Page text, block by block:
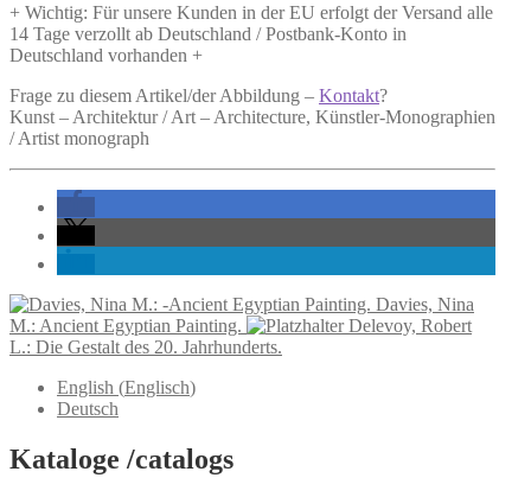
+ Wichtig: Für unsere Kunden in der EU erfolgt der Versand alle
14 Tage verzollt ab Deutschland / Postbank-Konto in
Deutschland vorhanden +
Frage zu diesem Artikel/der Abbildung – Kontakt?
Kunst – Architektur / Art – Architecture, Künstler-Monographien
/ Artist monograph
Davies, Nina
M.: Ancient Egyptian Painting.
Delevoy, Robert
L.: Die Gestalt des 20. Jahrhunderts.
English (Englisch)
Deutsch
Kataloge /catalogs